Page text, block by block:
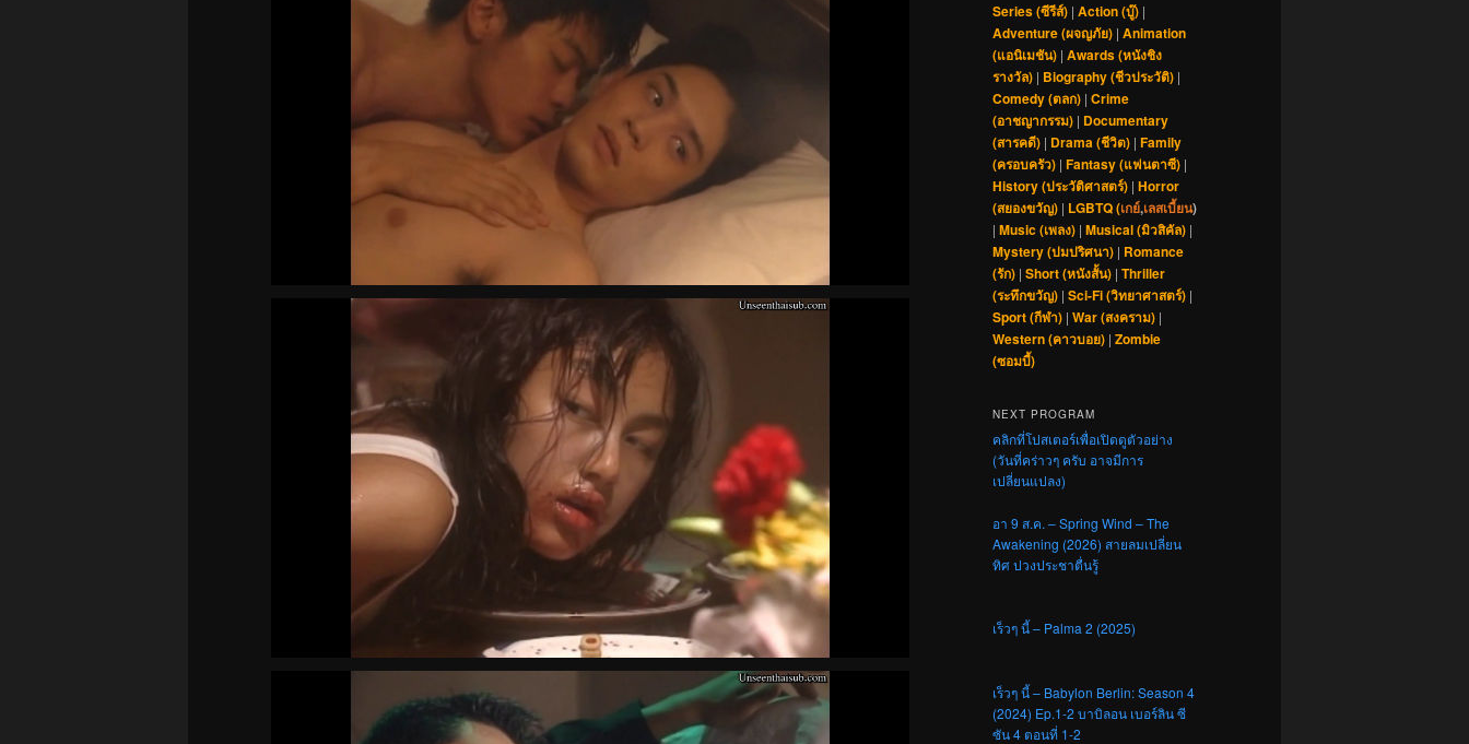
Series (ซีรีส์) | Action (บู๊) |
Adventure (ผจญภัย) | Animation
(แอนิเมชัน) | Awards (หนังชิง
รางวัล) | Biography (ชีวประวัติ) |
Comedy (ตลก) | Crime
(อาชญากรรม) | Documentary
(สารคดี) | Drama (ชีวิต) | Family
(ครอบครัว) | Fantasy (แฟนตาซี) |
History (ประวัติศาสตร์) | Horror
(สยองขวัญ) | LGBTQ (เกย์,เลสเบี้ยน)
| Music (เพลง) | Musical (มิวสิคัล) |
Mystery (ปมปริศนา) | Romance
(รัก) | Short (หนังสั้น) | Thriller
(ระทึกขวัญ) | Sci-Fi (วิทยาศาสตร์) |
Sport (กีฬา) | War (สงคราม) |
Western (คาวบอย) | Zombie
(ซอมบี้)
NEXT PROGRAM
คลิกที่โปสเตอร์เพื่อเปิดดูตัวอย่าง
(วันที่คร่าวๆ ครับ อาจมีการ
เปลี่ยนแปลง)
อา 9 ส.ค. – Spring Wind – The
Awakening (2026) สายลมเปลี่ยน
ทิศ ปวงประชาตื่นรู้
เร็วๆ นี้ – Palma 2 (2025)
เร็วๆ นี้ – Babylon Berlin: Season 4
(2024) Ep.1-2 บาบิลอน เบอร์ลิน ซี
ซัน 4 ตอนที่ 1-2